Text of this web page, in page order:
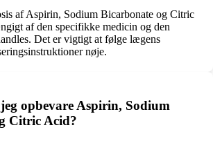
af Aspirin, Sodium Bicarbonate og Citric
af den specifikke medicin og den
Det er vigtigt at følge lægens
nøje.
opbevare Aspirin, Sodium
Citric Acid?